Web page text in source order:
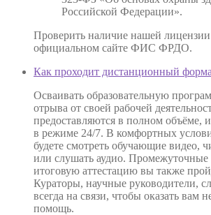
Российской Федерации».
Проверить наличие нашей
официальном сайте ФИС ФРДО.
Как проходит дистанционный
Осваивать образовательную
отрыва от своей рабочей
предоставляются в полном объёме,
в режиме 24/7. В комфортных
будете смотреть обучающие видео,
или слушать аудио. Промежуточные
итоговую аттестацию вы также
Кураторы, научные руководители,
всегда на связи, чтобы оказать вам
помощь.